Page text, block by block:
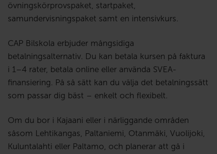
övningskörprovspaket, startpaket,
samundervisningspaket samt en intensivkurs.
CAP Bilskola erbjuder mångsidiga
betalningsalternativ. Du kan betala kursen på faktura
i 1–4 rater, betala online eller använda SVEA-
finansiering. På så sätt kan du välja det betalningssätt
som passar dig bäst – enkelt och flexibelt.
Om du bor i Kajaani eller i närliggande områden
såsom Lehtikangas, Paltaniemi, Otanmäki, Vuolijoki,
Kuluntalahti eller Paltamo, och planerar att gå i